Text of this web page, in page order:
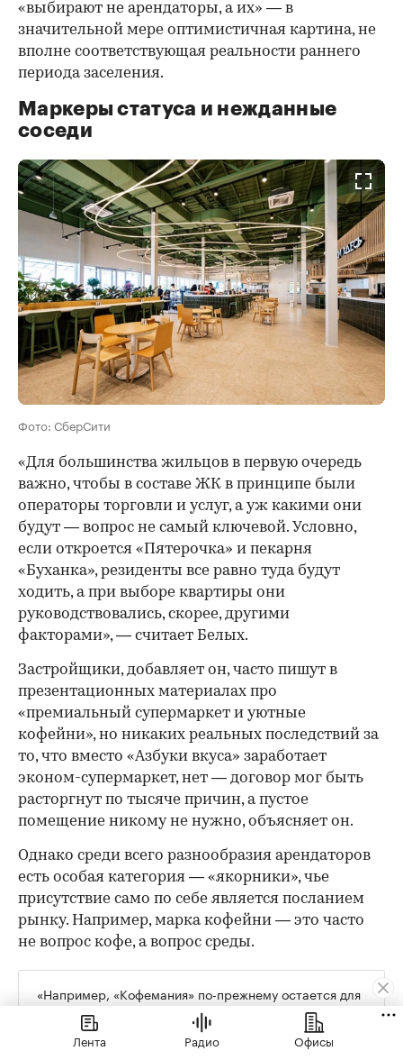
«выбирают не арендаторы, а их» — в
значительной мере оптимистичная картина, не
вполне соответствующая реальности раннего
периода заселения.
Маркеры статуса и нежданные
соседи
Фото: СберСити
«Для большинства жильцов в первую очередь
важно, чтобы в составе ЖК в принципе были
операторы торговли и услуг, а уж какими они
будут — вопрос не самый ключевой. Условно,
если откроется «Пятерочка» и пекарня
«Буханка», резиденты все равно туда будут
ходить, а при выборе квартиры они
руководствовались, скорее, другими
факторами», — считает Белых.
Застройщики, добавляет он, часто пишут в
презентационных материалах про
«премиальный супермаркет и уютные
кофейни», но никаких реальных последствий за
то, что вместо «Азбуки вкуса» заработает
эконом-супермаркет, нет — договор мог быть
расторгнут по тысяче причин, а пустое
помещение никому не нужно, объясняет он.
Однако среди всего разнообразия арендаторов
есть особая категория — «якорники», чье
присутствие само по себе является посланием
рынку. Например, марка кофейни — это часто
не вопрос кофе, а вопрос среды.
«Например, «Кофемания» по-прежнему остается для
девелоперов и покупателей своего рода маркером
статуса жилого комплекса. Если она заходит в
проект, значит, девелопер действительно создал
Лента Радио Офисы